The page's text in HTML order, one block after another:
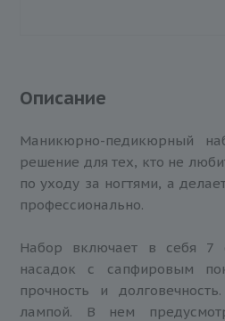
Описание
Маникюрно-педикюрный
решение для тех, кто не
по уходу за ногтями, а
профессионально.
Набор включает в себя 7
насадок с сапфировым
прочность и
лампой. В нем